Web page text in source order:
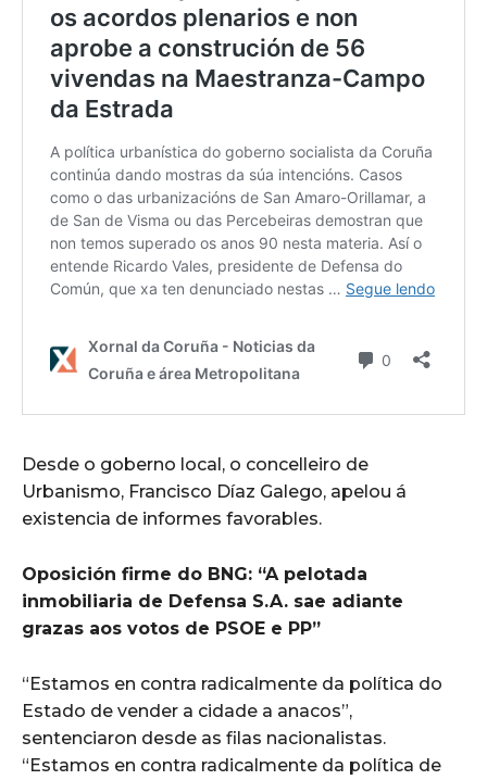
Desde o goberno local, o concelleiro de
Urbanismo, Francisco Díaz Galego, apelou á
existencia de informes favorables.
Oposición firme do BNG: “A pelotada
inmobiliaria de Defensa S.A. sae adiante
grazas aos votos de PSOE e PP”
“Estamos en contra radicalmente da política do
Estado de vender a cidade a anacos”,
sentenciaron desde as filas nacionalistas.
“Estamos en contra radicalmente da política de